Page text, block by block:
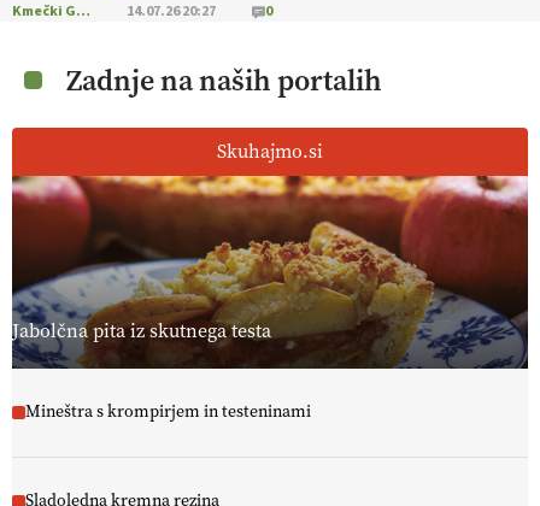
Kmečki Glas 14.07.26 20:27 0
Zadnje na naših portalih
Skuhajmo.si
Jabolčna pita iz skutnega testa
Mineštra s krompirjem in testeninami
Sladoledna kremna rezina